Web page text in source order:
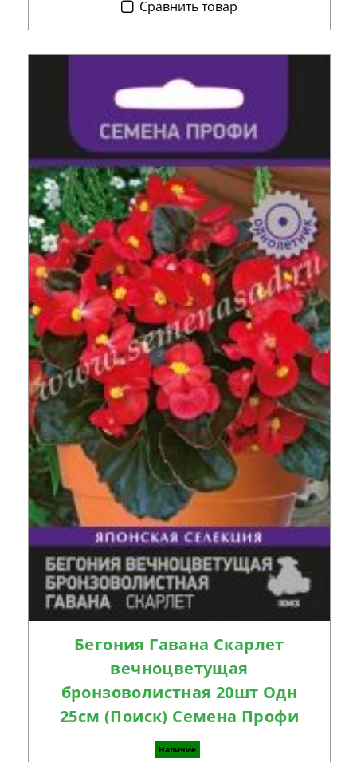
Cравнить товар
Бегония Гавана Скарлет
вечноцветущая
бронзоволистная 20шт Одн
25см (Поиск) Семена Профи
Наличие